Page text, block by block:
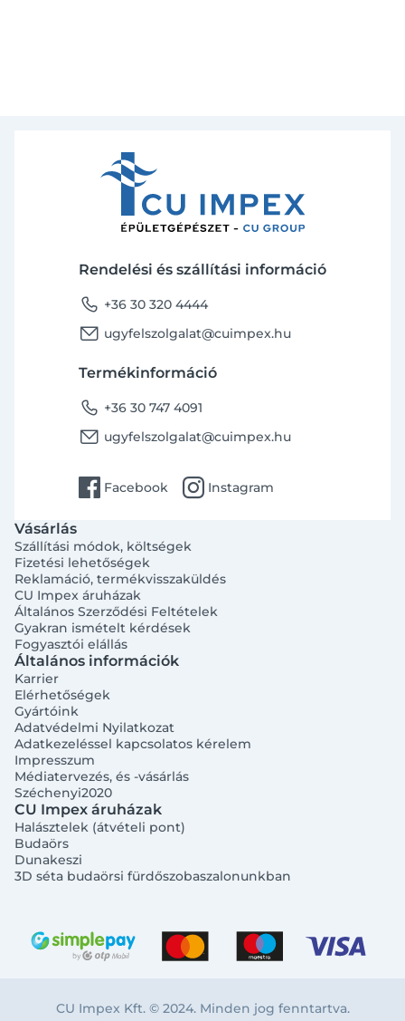
Rendelési és szállítási információ
phone +36 30 320 4444
email ugyfelszolgalat@cuimpex.hu
Termékinformáció
phone +36 30 747 4091
email ugyfelszolgalat@cuimpex.hu
facebook Facebook instagram Instagram
Vásárlás
Szállítási módok, költségek
Fizetési lehetőségek
Reklamáció, termékvisszaküldés
CU Impex áruházak
Általános Szerződési Feltételek
Gyakran ismételt kérdések
Fogyasztói elállás
Általános információk
Karrier
Elérhetőségek
Gyártóink
Adatvédelmi Nyilatkozat
Adatkezeléssel kapcsolatos kérelem
Impresszum
Médiatervezés, és -vásárlás
Széchenyi2020
CU Impex áruházak
Halásztelek (átvételi pont)
Budaörs
Dunakeszi
3D séta budaörsi fürdőszobaszalonunkban
CU Impex Kft. © 2024. Minden jog fenntartva.